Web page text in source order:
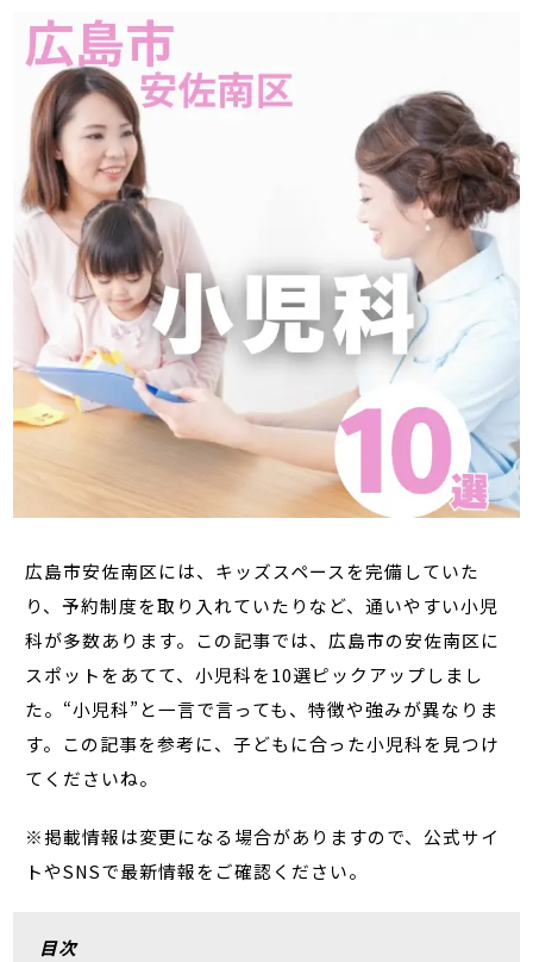
広島市安佐南区には、キッズスペースを完備していた
り、予約制度を取り入れていたりなど、通いやすい小児
科が多数あります。この記事では、広島市の安佐南区に
スポットをあてて、小児科を10選ピックアップしまし
た。“小児科”と一言で言っても、特徴や強みが異なりま
す。この記事を参考に、子どもに合った小児科を見つけ
てくださいね。
※掲載情報は変更になる場合がありますので、公式サイ
トやSNSで最新情報をご確認ください。
目次